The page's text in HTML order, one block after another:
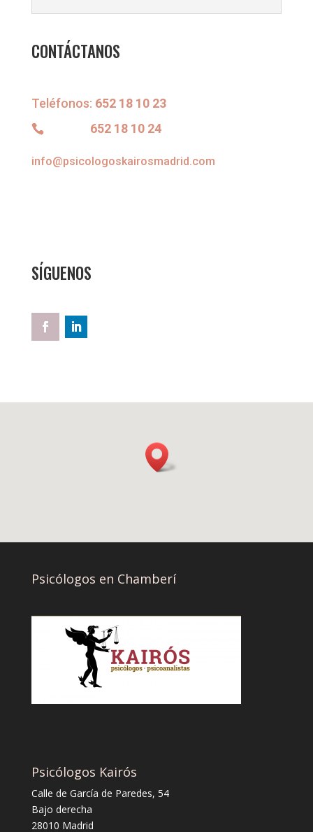
CONTÁCTANOS
Teléfonos: 652 18 10 23
652 18 10 24
info@psicologoskairosmadrid.com
SÍGUENOS
Psicólogos en Chamberí
Psicólogos Kairós
Calle de García de Paredes, 54
Bajo derecha
28010 Madrid